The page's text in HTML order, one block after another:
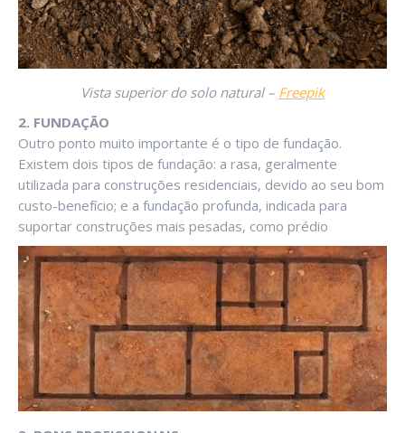
Vista superior do solo natural – Freepik
2. FUNDAÇÃO
Outro ponto muito importante é o tipo de fundação.
Existem dois tipos de fundação: a rasa, geralmente
utilizada para construções residenciais, devido ao seu bom
custo-benefício; e a fundação profunda, indicada para
suportar construções mais pesadas, como prédio